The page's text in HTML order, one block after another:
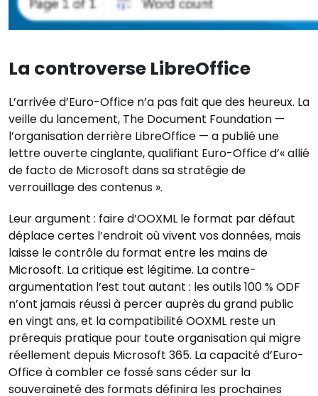
La controverse LibreOffice
L’arrivée d’Euro-Office n’a pas fait que des heureux. La
veille du lancement, The Document Foundation —
l’organisation derrière LibreOffice — a publié une
lettre ouverte cinglante, qualifiant Euro-Office d’« allié
de facto de Microsoft dans sa stratégie de
verrouillage des contenus ».
Leur argument : faire d’OOXML le format par défaut
déplace certes l’endroit où vivent vos données, mais
laisse le contrôle du format entre les mains de
Microsoft. La critique est légitime. La contre-
argumentation l’est tout autant : les outils 100 % ODF
n’ont jamais réussi à percer auprès du grand public
en vingt ans, et la compatibilité OOXML reste un
prérequis pratique pour toute organisation qui migre
réellement depuis Microsoft 365. La capacité d’Euro-
Office à combler ce fossé sans céder sur la
souveraineté des formats définira les prochaines